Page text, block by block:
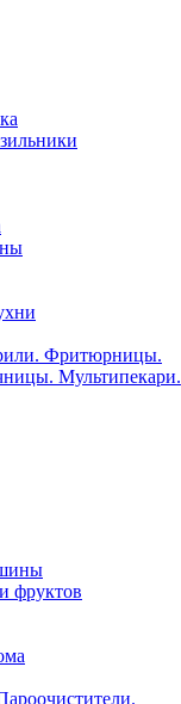
Фритюрницы.
Мультипекари.
фруктов